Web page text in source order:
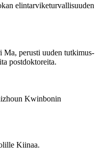
elintarviketurvallisuuden
perusti uuden tutkimus-
postdoktoreita.
Kwinbonin
Kiinaa.